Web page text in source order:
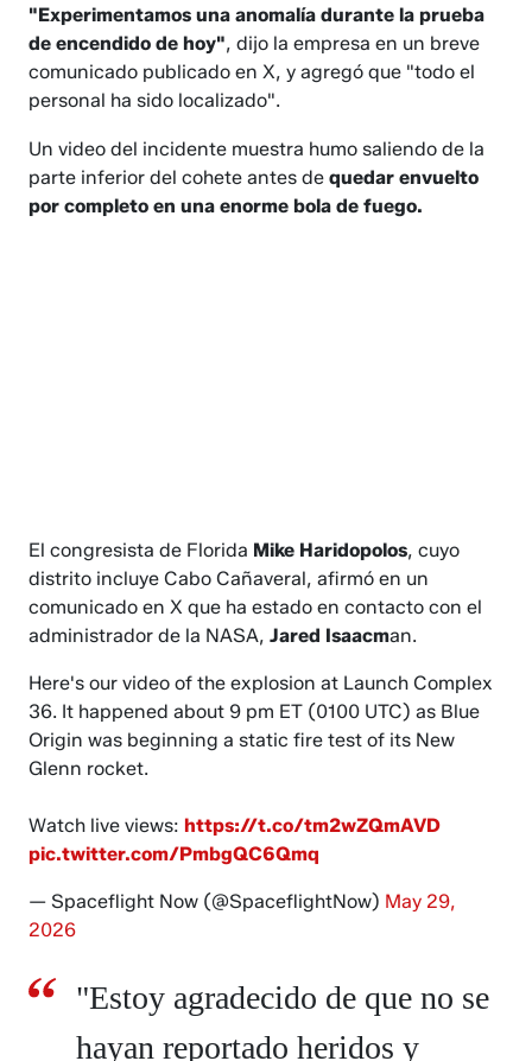
"Experimentamos una anomalía durante la prueba
de encendido de hoy", dijo la empresa en un breve
comunicado publicado en X, y agregó que "todo el
personal ha sido localizado".
Un video del incidente muestra humo saliendo de la
parte inferior del cohete antes dequedar envuelto
por completo en una enorme bola de fuego.
El congresista de Florida Mike Haridopolos, cuyo
distrito incluye Cabo Cañaveral, afirmó en un
comunicado en X que ha estado en contacto con el
administrador de la NASA,Jared Isaacman.
Here's our video of the explosion at Launch Complex
36. It happened about 9 pm ET (0100 UTC) as Blue
Origin was beginning a static fire test of its New
Glenn rocket.
Watch live views: https://t.co/tm2wZQmAVD
pic.twitter.com/PmbgQC6Qmq
— Spaceflight Now (@SpaceflightNow) May 29,
2026
"Estoy agradecido de que no se
hayan reportado heridos y